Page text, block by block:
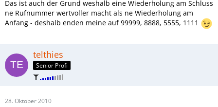
Das ist auch der Grund weshalb eine Wiederholung am Schluss
ne Rufnummer wertvoller macht als ne Wiederholung am
Anfang - deshalb enden meine auf 99999, 8888, 5555, 1111
telthies
Senior Profi
28. Oktober 2010